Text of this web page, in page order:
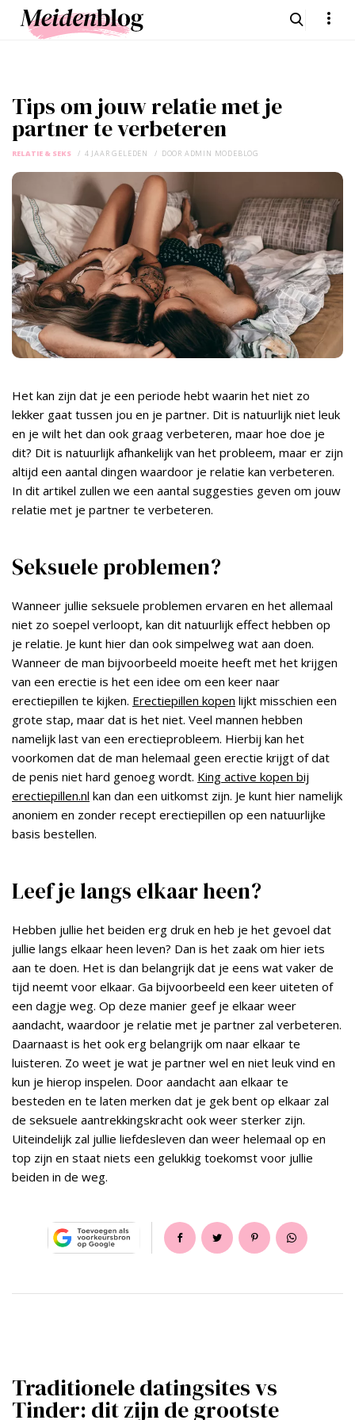
Tips om jouw relatie met je
partner te verbeteren
RELATIE & SEKS 4 JAAR GELEDEN DOOR ADMIN MODEBLOG
Het kan zijn dat je een periode hebt waarin het niet zo
lekker gaat tussen jou en je partner. Dit is natuurlijk niet leuk
en je wilt het dan ook graag verbeteren, maar hoe doe je
dit? Dit is natuurlijk afhankelijk van het probleem, maar er zijn
altijd een aantal dingen waardoor je relatie kan verbeteren.
In dit artikel zullen we een aantal suggesties geven om jouw
relatie met je partner te verbeteren.
Seksuele problemen?
Wanneer jullie seksuele problemen ervaren en het allemaal
niet zo soepel verloopt, kan dit natuurlijk effect hebben op
je relatie. Je kunt hier dan ook simpelweg wat aan doen.
Wanneer de man bijvoorbeeld moeite heeft met het krijgen
van een erectie is het een idee om een keer naar
erectiepillen te kijken. Erectiepillen kopen lijkt misschien een
grote stap, maar dat is het niet. Veel mannen hebben
namelijk last van een erectieprobleem. Hierbij kan het
voorkomen dat de man helemaal geen erectie krijgt of dat
de penis niet hard genoeg wordt. King active kopen bij
erectiepillen.nl kan dan een uitkomst zijn. Je kunt hier namelijk
anoniem en zonder recept erectiepillen op een natuurlijke
basis bestellen.
Leef je langs elkaar heen?
Hebben jullie het beiden erg druk en heb je het gevoel dat
jullie langs elkaar heen leven? Dan is het zaak om hier iets
aan te doen. Het is dan belangrijk dat je eens wat vaker de
tijd neemt voor elkaar. Ga bijvoorbeeld een keer uiteten of
een dagje weg. Op deze manier geef je elkaar weer
aandacht, waardoor je relatie met je partner zal verbeteren.
Daarnaast is het ook erg belangrijk om naar elkaar te
luisteren. Zo weet je wat je partner wel en niet leuk vind en
kun je hierop inspelen. Door aandacht aan elkaar te
besteden en te laten merken dat je gek bent op elkaar zal
de seksuele aantrekkingskracht ook weer sterker zijn.
Uiteindelijk zal jullie liefdesleven dan weer helemaal op en
top zijn en staat niets een gelukkig toekomst voor jullie
beiden in de weg.
Traditionele datingsites vs
Tinder: dit zijn de grootste